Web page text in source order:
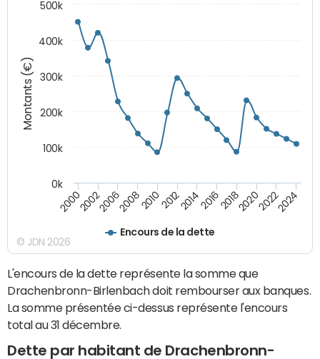
Montants (€)
Encours de la dette
200020022006200820102012201420162018202020222024
0k
100k
200k
300k
400k
500k
© JDN 2026
L'encours de la dette représente la somme que
Drachenbronn-Birlenbach doit rembourser aux banques.
La somme présentée ci-dessus représente l'encours
total au 31 décembre.
Dette par habitant de Drachenbronn-